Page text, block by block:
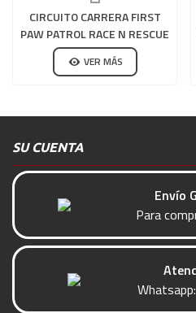
CIRCUITO CARRERA FIRST
PAW PATROL RACE N RESCUE
VER MÁS
SU CUENTA
Envío
Para
Whatsapp: